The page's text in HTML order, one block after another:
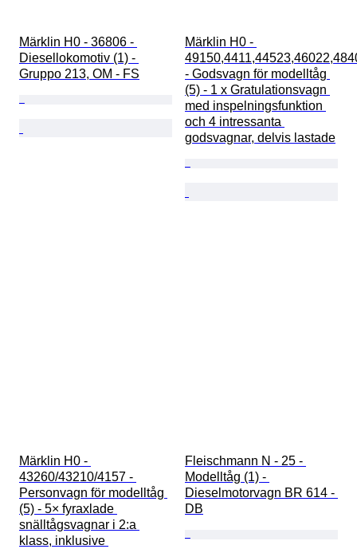
Märklin H0 - 36806 -
Diesellokomotiv (1) -
Gruppo 213, OM - FS
Märklin H0 -
- Godsvagn för modelltåg
(5) - 1 x Gratulationsvagn
med inspelningsfunktion
och 4 intressanta
godsvagnar, delvis lastade
Märklin H0 -
43260/43210/4157 -
Personvagn för modelltåg
(5) - 5× fyraxlade
snälltågsvagnar i 2:a
klass, inklusive
Fleischmann N - 25 -
Modelltåg (1) -
Dieselmotorvagn BR 614 -
DB